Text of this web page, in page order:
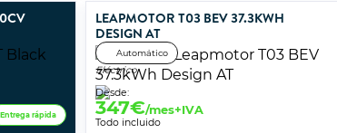
Entrega rápida
LEAPMOTOR T03 BEV 37.3KWH
DESIGN AT
Automático
Eléctrico
Desde:
347€/mes+IVA
Todo incluido